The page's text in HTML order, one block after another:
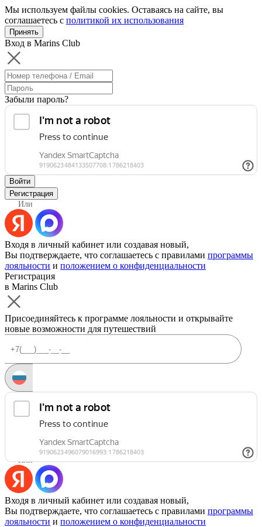
Мы используем файлы cookies. Оставаясь на сайте, вы
соглашаетесь с политикой их использования
Принять
Вход в Marins Club
Забыли пароль?
Войти
Регистрация
Или
Входя в личный кабинет или создавая новый,
Вы подтверждаете, что соглашаетесь с правилами программы
лояльности и положением о конфиденциальности
Регистрация
в Marins Club
Присоединяйтесь к программе лояльности и открывайте
новые возможности для путешествий
Запросить код
Уже есть аккаунт?Войти
Или
Входя в личный кабинет или создавая новый,
Вы подтверждаете, что соглашаетесь с правилами программы
лояльности и положением о конфиденциальности